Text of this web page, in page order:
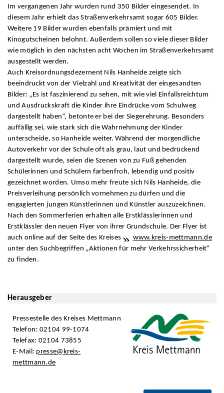
Im vergangenen Jahr wurden rund 350 Bilder eingesendet. In
diesem Jahr erhielt das Straßenverkehrsamt sogar 605 Bilder.
Weitere 19 Bilder wurden ebenfalls prämiert und mit
Kinogutscheinen belohnt. Außerdem sollen so viele dieser Bilder
wie möglich in den nächsten acht Wochen im Straßenverkehrsamt
ausgestellt werden.
Auch Kreisordnungsdezernent Nils Hanheide zeigte sich
beeindruckt von der Vielzahl und Kreativität der eingesandten
Bilder: „Es ist faszinierend zu sehen, mit wie viel Einfallsreichtum
und Ausdruckskraft die Kinder ihre Eindrücke vom Schulweg
dargestellt haben“, betonte er bei der Siegerehrung. Besonders
auffällig sei, wie stark sich die Wahrnehmung der Kinder
unterscheide, so Hanheide weiter. Während der morgendliche
Autoverkehr vor der Schule oft als grau, laut und bedrückend
dargestellt wurde, seien die Szenen von zu Fuß gehenden
Schülerinnen und Schülern farbenfroh, lebendig und positiv
gezeichnet worden. Umso mehr freute sich Nils Hanheide, die
Preisverleihung persönlich vornehmen zu dürfen und die
engagierten jungen Künstlerinnen und Künstler auszuzeichnen.
Nach den Sommerferien erhalten alle Erstklässlerinnen und
Erstklässler den neuen Flyer von ihrer Grundschule. Der Flyer ist
auch online auf der Seite des Kreises
www.kreis-mettmann.de
unter den Suchbegriffen „Aktionen für mehr Verkehrssicherheit“
zu finden.
Herausgeber
Pressestelle des Kreises Mettmann
Telefon: 02104 99-1074
Telefax: 02104 73855
E-Mail: presse@kreis-
mettmann.de